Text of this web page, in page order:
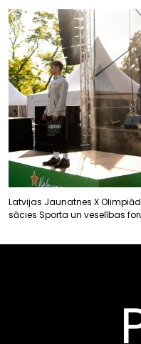
Latvijas Jaunatnes X
sācies Sporta un veselības